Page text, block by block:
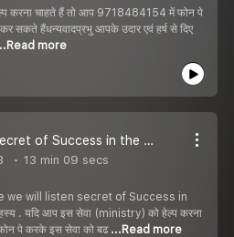
करना चाहते हैं तो आप 9718484154 में फोन पे
सकते हैंधन्यवादप्रभु आपके उदार एवं हर्ष से दिए
more
Episode 57 Secret of Success in the bible | बाइबिल में सफलता का रहस्य
13 min 09 secs
we will listen secret of Success in
. यदि आप इस सेवा (ministry) को हेल्प करना
पे करके इस सेवा को बढ ...Read more